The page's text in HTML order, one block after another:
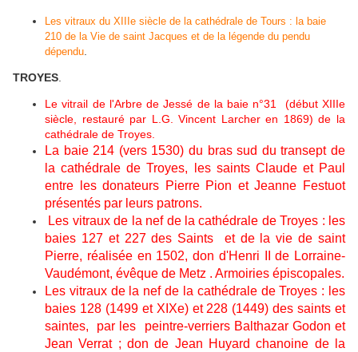
Les vitraux du XIIIe siècle de la cathédrale de Tours : la baie
210 de la Vie de saint Jacques et de la légende du pendu
dépendu
TROYES
Le vitrail de l'Arbre de Jessé de la baie n°31 (début XIIIe
siècle, restauré par L.G. Vincent Larcher en 1869) de la
cathédrale de Troyes.
La baie 214 (vers 1530) du bras sud du transept de
la cathédrale de Troyes, les saints Claude et Paul
entre les donateurs Pierre Pion et Jeanne Festuot
présentés par leurs patrons.
Les vitraux de la nef de la cathédrale de Troyes : les
baies 127 et 227 des Saints et de la vie de saint
Pierre, réalisée en 1502, don d'Henri II de Lorraine-
Vaudémont, évêque de Metz . Armoiries épiscopales.
Les vitraux de la nef de la cathédrale de Troyes : les
baies 128 (1499 et XIXe) et 228 (1449) des saints et
saintes, par les peintre-verriers Balthazar Godon et
Jean Verrat ; don de Jean Huyard chanoine de la